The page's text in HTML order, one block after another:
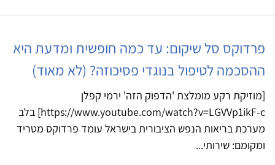
פרדוקס סל שיקום: עד כמה חופשית ומדעת היא
ההסכמה לטיפול בנוגדי פסיכוזה? (לא מאוד)
[מוזיקת רקע מומלצת 'הדפוק הזה' ירמי קפלן
https://www.youtube.com/watch?v=LGVVp1ikF-c] בלב
מערכת בריאות הנפש הציבורית בישראל עומד פרדוקס מטריד
ומקומם: שירותי...